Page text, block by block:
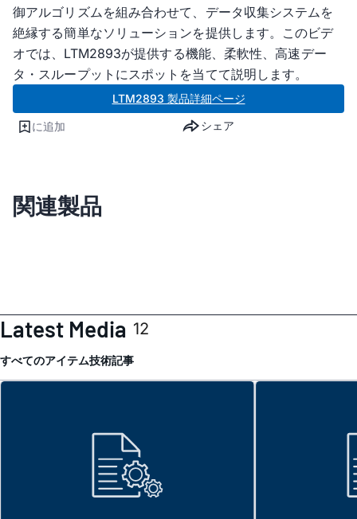
御アルゴリズムを組み合わせて、データ収集システムを
絶縁する簡単なソリューションを提供します。このビデ
オでは、LTM2893が提供する機能、柔軟性、高速デー
タ・スループットにスポットを当てて説明します。
LTM2893 製品詳細ページ
に追加 シェア
関連製品
Latest Media 12
すべてのアイテム技術記事